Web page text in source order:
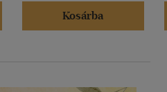
Kosárba